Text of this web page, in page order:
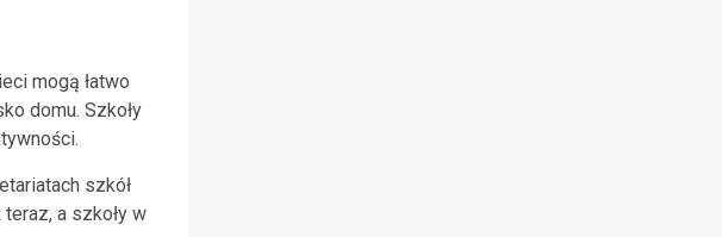
mogą łatwo
domu. Szkoły
szkół
a szkoły w